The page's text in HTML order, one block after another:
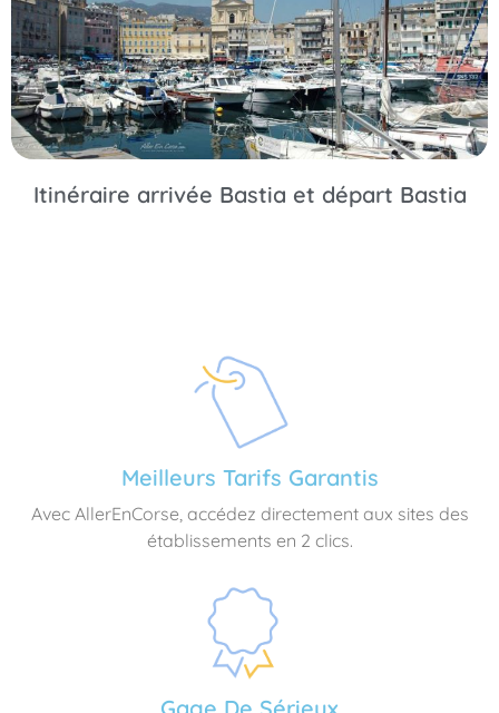
Itinéraire arrivée Bastia et départ Bastia
Meilleurs Tarifs Garantis
Avec AllerEnCorse, accédez directement aux sites des
établissements en 2 clics.